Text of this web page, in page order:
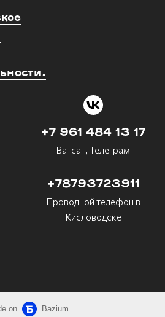
+7 961 484 13 17
Ватсап, Телеграм
+78793723911
Проводной телефон в
Кисловодске
on Bazium